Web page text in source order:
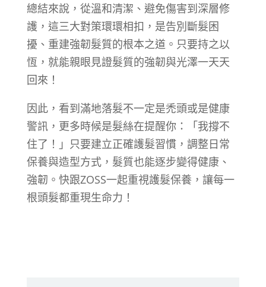
總結來說，從溫和清潔、避免傷害到深層修
護，這三大對策環環相扣，是告別斷髮困
擾、重建強韌髮質的根本之道。只要持之以
恆，就能親眼見證髮質的強韌與光澤一天天
回來！
因此，看到滿地落髮不一定是禿頭或是健康
警訊，更多時候是髮絲在提醒你：「我撐不
住了！」只要建立正確護髮習慣，調整日常
保養與造型方式，髮質也能逐步變得健康、
強韌。快跟ZOSS一起重視護髮保養，讓每一
根頭髮都重現生命力！